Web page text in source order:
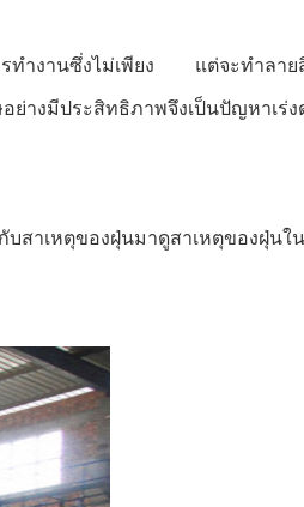
รทำงานซึ่งไม่เพียง แต่จะทำลาย
มีประสิทธิภาพจึงเป็นปัญหาเร่ง
สาเหตุของฝุ่นมาดูสาเหตุของฝุ่นใ